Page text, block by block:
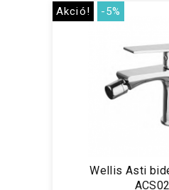
Akció! -5%
Wellis Asti